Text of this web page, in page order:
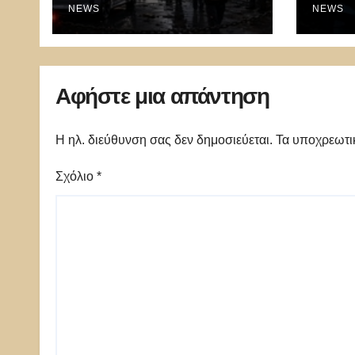
100.000 απολύσεις,
λουκέτα και πολιτικός
πανικός
NEWS
ΗΠΑ
NEWS
Αφήστε μια απάντηση
Η ηλ. διεύθυνση σας δεν δημοσιεύεται. Τα
Σχόλιο *